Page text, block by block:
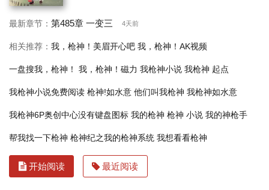
最新章节： 第485章 一变三 4天前
相关推荐： 我，枪神！美眉开心吧 我，枪神！AK视频
一盘搜我，枪神！ 我，枪神！磁力 我枪神小说 我枪神 起点
我枪神小说免费阅读 枪神!如水意 他们叫我枪神 我枪神如水意
我枪神6P奥创中心没有键盘图标 我的枪神 枪神 小说 我的神枪手
帮我找一下枪神 枪神纪之我的枪神系统 我想看看枪神
开始阅读 最近阅读